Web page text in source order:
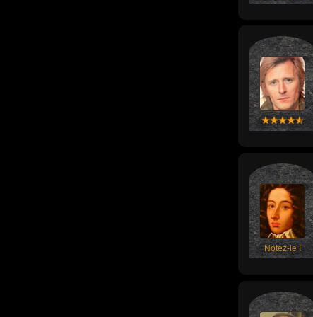
Notez-le !